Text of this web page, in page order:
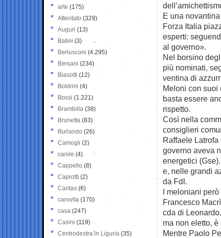
E una
Forza Italia
esperti:
al governo».
Nel borsino
più nominati,
ventina di
Meloni con suoi
basta essere
rispetto.
Così nella
consiglieri
Raffaele
governo aveva
energetici
e, nelle grandi
da FdI.
I meloniani
Francesco
cda di
ma non eletto,
Mentre Paolo
arte (175)
Attentato (329)
Auguri (13)
Batini (3)
Berlusconi (4.295)
Bersani (234)
Biasotti (12)
Boldrini (4)
Bossi (1.221)
Brambilla (38)
Brunetta (83)
Burlando (26)
Camogli (2)
canile (4)
Cappello (8)
Caprotti (2)
Caritas (6)
carovita (170)
casa (247)
Casini (119)
Centrodestra in Liguria (35)